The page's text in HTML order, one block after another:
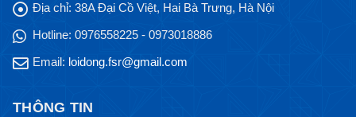
Địa chỉ: 38A Đại Cồ Việt, Hai Bà Trưng, Hà Nội
Hotline: 0976558225 - 0973018886
Email: loidong.fsr@gmail.com
THÔNG TIN